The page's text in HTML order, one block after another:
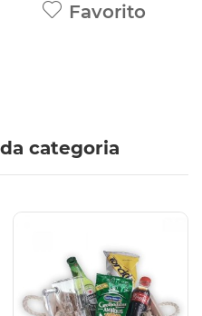
Favorito
categoria